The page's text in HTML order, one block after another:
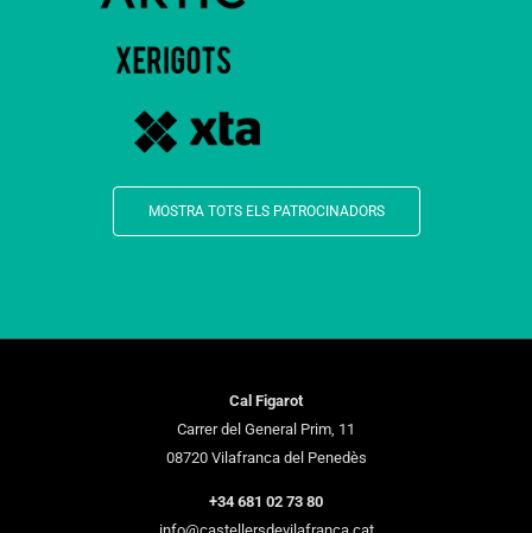
MOSTRA TOTS ELS PATROCINADORS
Cal Figarot
Carrer del General Prim, 11
08720 Vilafranca del Penedès
+34 681 02 73 80